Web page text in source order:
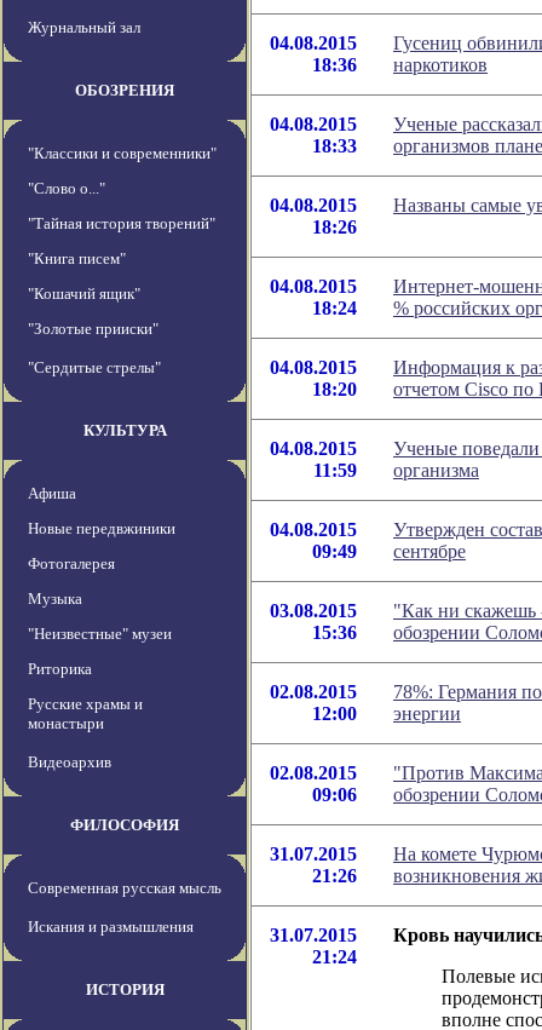
Журнальный зал
ОБОЗРЕНИЯ
"Классики и современники"
"Слово о..."
"Тайная история творений"
"Книга писем"
"Кошачий ящик"
"Золотые прииски"
"Сердитые стрелы"
КУЛЬТУРА
Афиша
Новые передвжиники
Фотогалерея
Музыка
"Неизвестные" музеи
Риторика
Русские храмы и
монастыри
Видеоархив
ФИЛОСОФИЯ
Современная русская мысль
Искания и размышления
ИСТОРИЯ
04.08.2015
18:36
Гусениц
наркотиков
04.08.2015
18:33
Ученые
организмов
04.08.2015
18:26
Названы самые
04.08.2015
18:24
Интернет-
% российских
04.08.2015
18:20
Информация к
отчетом Cisco
04.08.2015
11:59
Ученые поведали
организма
04.08.2015
09:49
Утвержден
сентябре
03.08.2015
15:36
"Как ни скажешь
обозрении
02.08.2015
12:00
78%: Германия
энергии
02.08.2015
09:06
"Против
обозрении
31.07.2015
21:26
На комете
возникновения
31.07.2015
21:24
Кровь
Полевые
вполне